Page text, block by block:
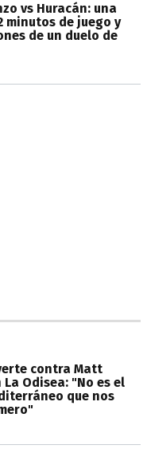
vs Huracán: una
minutos de juego y
de un duelo de
contra Matt
La Odisea: "No es el
que nos